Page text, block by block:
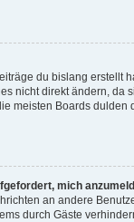
du bislang erstellt
nicht direkt ändern, da
Boards dulden
mich
an andere
durch Gäste